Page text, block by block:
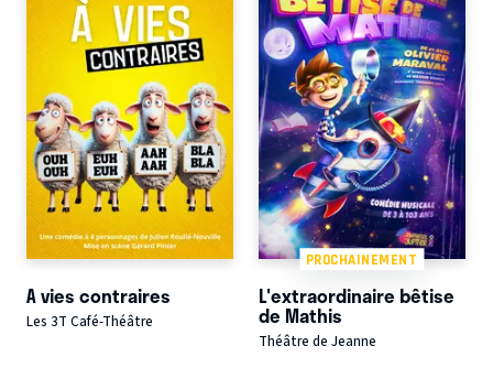
A vies contraires
Les 3T Café-Théâtre
PROCHAINEMENT
L'extraordinaire bêtise
de Mathis
Théâtre de Jeanne